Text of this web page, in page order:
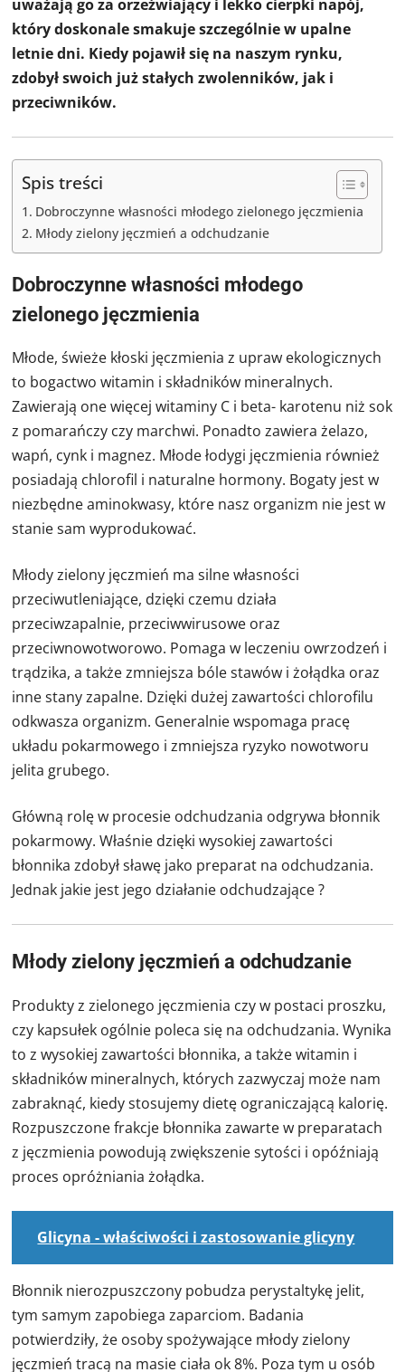
uważają go za orzeźwiający i lekko cierpki napój,
który doskonale smakuje szczególnie w upalne
letnie dni. Kiedy pojawił się na naszym rynku,
zdobył swoich już stałych zwolenników, jak i
przeciwników.
Spis treści
Dobroczynne własności młodego zielonego jęczmienia
Młody zielony jęczmień a odchudzanie
Dobroczynne własności młodego
zielonego jęczmienia
Młode, świeże kłoski jęczmienia z upraw ekologicznych
to bogactwo witamin i składników mineralnych.
Zawierają one więcej witaminy C i beta- karotenu niż sok
z pomarańczy czy marchwi. Ponadto zawiera żelazo,
wapń, cynk i magnez. Młode łodygi jęczmienia również
posiadają chlorofil i naturalne hormony. Bogaty jest w
niezbędne aminokwasy, które nasz organizm nie jest w
stanie sam wyprodukować.
Młody zielony jęczmień ma silne własności
przeciwutleniające, dzięki czemu działa
przeciwzapalnie, przeciwwirusowe oraz
przeciwnowotworowo. Pomaga w leczeniu owrzodzeń i
trądzika, a także zmniejsza bóle stawów i żołądka oraz
inne stany zapalne. Dzięki dużej zawartości chlorofilu
odkwasza organizm. Generalnie wspomaga pracę
układu pokarmowego i zmniejsza ryzyko nowotworu
jelita grubego.
Główną rolę w procesie odchudzania odgrywa błonnik
pokarmowy. Właśnie dzięki wysokiej zawartości
błonnika zdobył sławę jako preparat na odchudzania.
Jednak jakie jest jego działanie odchudzające ?
Młody zielony jęczmień a odchudzanie
Produkty z zielonego jęczmienia czy w postaci proszku,
czy kapsułek ogólnie poleca się na odchudzania. Wynika
to z wysokiej zawartości błonnika, a także witamin i
składników mineralnych, których zazwyczaj może nam
zabraknąć, kiedy stosujemy dietę ograniczającą kalorię.
Rozpuszczone frakcje błonnika zawarte w preparatach
z jęczmienia powodują zwiększenie sytości i opóźniają
proces opróżniania żołądka.
Glicyna - właściwości i zastosowanie glicyny
Błonnik nierozpuszczony pobudza perystaltykę jelit,
tym samym zapobiega zaparciom. Badania
potwierdziły, że osoby spożywające młody zielony
jęczmień tracą na masie ciała ok 8%. Poza tym u osób